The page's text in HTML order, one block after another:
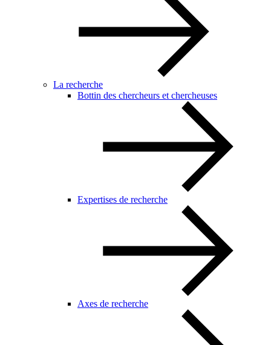
La recherche
Bottin des chercheurs et chercheuses
Expertises de recherche
Axes de recherche